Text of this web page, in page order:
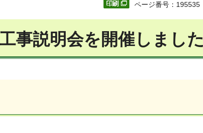
ページ番号：195535
事説明会を開催しました